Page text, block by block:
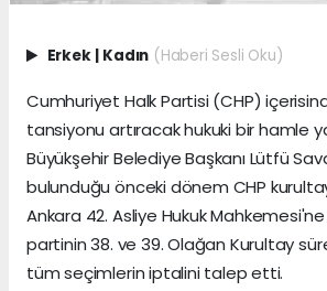
Erkek Kadın (Haberi Sesli Oku)
Cumhuriyet Halk Partisi (CHP)
tansiyonu artıracak hukuki bir hamle
Büyükşehir Belediye Başkanı Lütfü
bulunduğu önceki dönem CHP
Ankara 42. Asliye Hukuk
partinin 38. ve 39. Olağan Kurultay
tüm seçimlerin iptalini talep etti.